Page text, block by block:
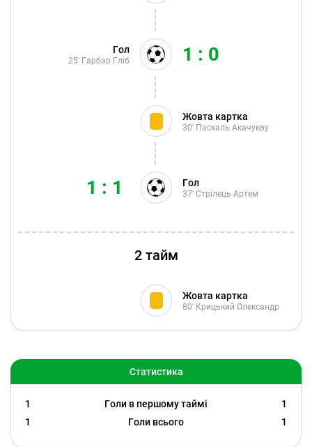
Гол
25' Гарбар Гліб 1 : 0
Жовта картка
30' Паскаль Акачукву
Гол
37'Стрілець Артем
1 : 1
2 тайм
Жовта картка
80' Крицький Олександр
Статистика
1 Голи в першому таймі
1
1
Голи всього 1